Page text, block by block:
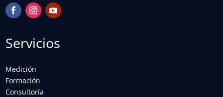
Servicios
Medición
Formación
Consultoría